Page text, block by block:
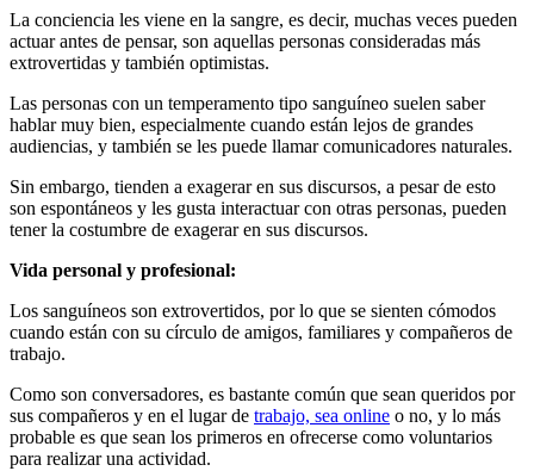
La conciencia les viene en la sangre, es decir, muchas veces pueden
actuar antes de pensar, son aquellas personas consideradas más
extrovertidas y también optimistas.
Las personas con un temperamento tipo sanguíneo suelen saber
hablar muy bien, especialmente cuando están lejos de grandes
audiencias, y también se les puede llamar comunicadores naturales.
Sin embargo, tienden a exagerar en sus discursos, a pesar de esto
son espontáneos y les gusta interactuar con otras personas, pueden
tener la costumbre de exagerar en sus discursos.
Vida personal y profesional:
Los sanguíneos son extrovertidos, por lo que se sienten cómodos
cuando están con su círculo de amigos, familiares y compañeros de
trabajo.
Como son conversadores, es bastante común que sean queridos por
sus compañeros y en el lugar de trabajo, sea online o no, y lo más
probable es que sean los primeros en ofrecerse como voluntarios
para realizar una actividad.